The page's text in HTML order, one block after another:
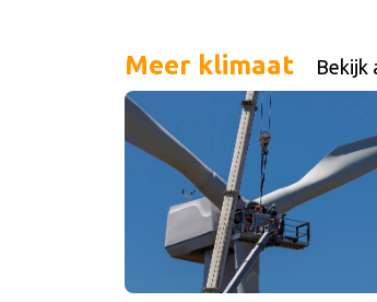
Meer klimaat Bekijk